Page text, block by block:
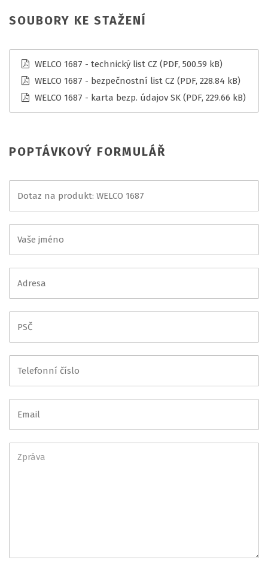
SOUBORY KE STAŽENÍ
WELCO 1687 - technický list CZ (PDF, 500.59 kB)
WELCO 1687 - bezpečnostní list CZ (PDF, 228.84 kB)
WELCO 1687 - karta bezp. údajov SK (PDF, 229.66 kB)
POPTÁVKOVÝ FORMULÁŘ